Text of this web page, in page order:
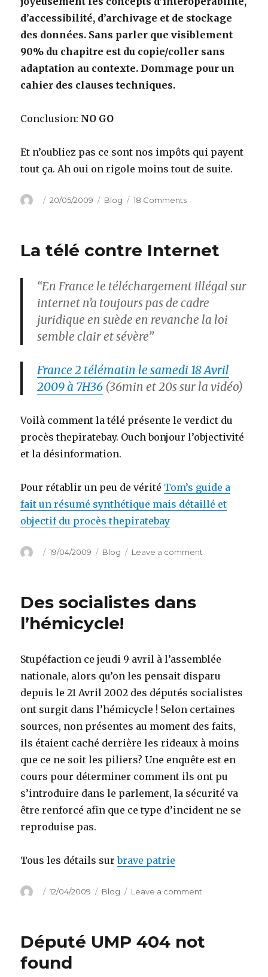
d’accessibilité, d’archivage et de stockage
des données. Sans parler que visiblement
90% du chapitre est du copie/coller sans
adaptation au contexte. Dommage pour un
cahier des clauses techniques.
Conclusion: NO GO
Et n’oubliez pas ce sont nos impôts qui payent
tout ça. Ah oui on rigole moins tout de suite.
Author
Posted
20/05/2009 Categories
Blog 18 Commentson
charges
La télé contre Internet
“En France le téléchargement illégal sur
internet n’a toujours pas de cadre
juridique en suède en revanche la loi
semble clair et sévère”
France 2 télématin le samedi 18 Avril
2009 à 7H36 (36min et 20s sur la vidéo)
Voilà comment la télé présente le verdict du
procès thepiratebay. Ouch bonjour l’objectivité
et la désinformation.
Pour rétablir un peu de vérité Tom’s guide a
fait un résumé synthétique mais détaillé et
objectif du procès thepiratebay
Author
Posted
19/04/2009 Categories
Blog Leave a comment
Des socialistes dans
l’hémicycle!
Stupéfaction ce jeudi 9 avril à l’assemblée
nationale, alors qu’on les pensait disparu
depuis le 21 Avril 2002 des députés socialistes
ont surgit dans l’hémicycle ! Selon certaines
sources, non présentes au moment des faits,
ils étaient caché derrière les rideaux à moins
que ce ne soit les piliers? Une enquête est en
cours pour déterminer comment ils ont pu
s’introduire dans le parlement, la sécurité va
être renforcé afin que ce type d’incident ne se
reproduise pas.
Tous les détails surbrave patrie
Author
Posted
12/04/2009 Categories
Blog Leave a comment
l’hémicycle!
Député UMP 404 not
found